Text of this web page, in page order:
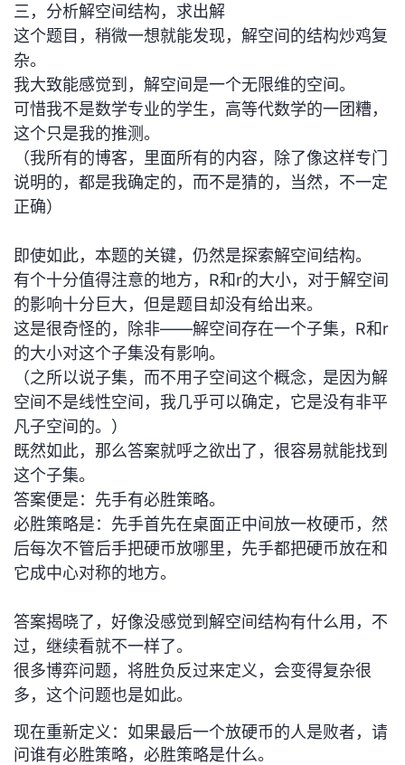
三，分析解空间结构，求出解
这个题目，稍微一想就能发现，解空间的结构炒鸡复
杂。
我大致能感觉到，解空间是一个无限维的空间。
可惜我不是数学专业的学生，高等代数学的一团糟，
这个只是我的推测。
（我所有的博客，里面所有的内容，除了像这样专门
说明的，都是我确定的，而不是猜的，当然，不一定
正确）
即使如此，本题的关键，仍然是探索解空间结构。
有个十分值得注意的地方，R和r的大小，对于解空间
的影响十分巨大，但是题目却没有给出来。
这是很奇怪的，除非——解空间存在一个子集，R和r
的大小对这个子集没有影响。
（之所以说子集，而不用子空间这个概念，是因为解
空间不是线性空间，我几乎可以确定，它是没有非平
凡子空间的。）
既然如此，那么答案就呼之欲出了，很容易就能找到
这个子集。
答案便是：先手有必胜策略。
必胜策略是：先手首先在桌面正中间放一枚硬币，然
后每次不管后手把硬币放哪里，先手都把硬币放在和
它成中心对称的地方。
答案揭晓了，好像没感觉到解空间结构有什么用，不
过，继续看就不一样了。
很多博弈问题，将胜负反过来定义，会变得复杂很
多，这个问题也是如此。
现在重新定义：如果最后一个放硬币的人是败者，请
问谁有必胜策略，必胜策略是什么。